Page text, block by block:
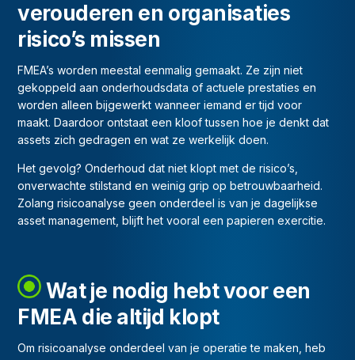
verouderen en organisaties
risico’s missen
FMEA’s worden meestal eenmalig gemaakt. Ze zijn niet
gekoppeld aan onderhoudsdata of actuele prestaties en
worden alleen bijgewerkt wanneer iemand er tijd voor
maakt. Daardoor ontstaat een kloof tussen hoe je denkt dat
assets zich gedragen en wat ze werkelijk doen.
Het gevolg? Onderhoud dat niet klopt met de risico’s,
onverwachte stilstand en weinig grip op betrouwbaarheid.
Zolang risicoanalyse geen onderdeel is van je dagelijkse
asset management, blijft het vooral een papieren exercitie.
Wat je nodig hebt voor een
FMEA die altijd klopt
Om risicoanalyse onderdeel van je operatie te maken, heb